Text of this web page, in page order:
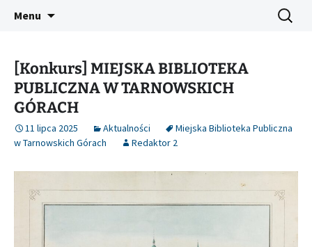
Śląski Pegaz
Platforma inicjatyw bibliotecznych
Menu Szukaj:
[Konkurs] MIEJSKA BIBLIOTEKA
PUBLICZNA W TARNOWSKICH
GÓRACH
11 lipca 2025 Aktualności
Miejska Biblioteka Publiczna
w Tarnowskich Górach
Redaktor 2